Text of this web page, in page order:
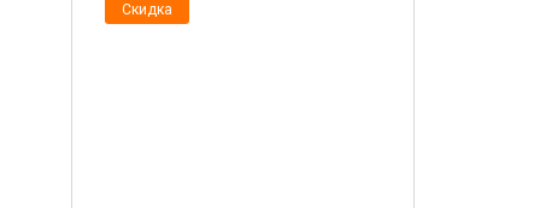
Скидка